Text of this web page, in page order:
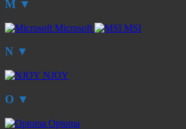
M ▼
Microsoft MSI
N ▼
NJOY
O ▼
Optoma